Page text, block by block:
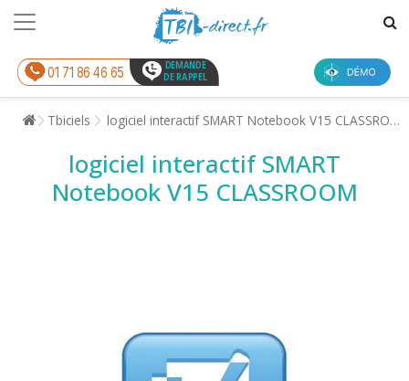
01 71 86 46 65
DEMANDE
DE RAPPEL
Tbiciels logiciel interactif SMART Notebook V15 CLASSROOM
logiciel interactif SMART
Notebook V15 CLASSROOM